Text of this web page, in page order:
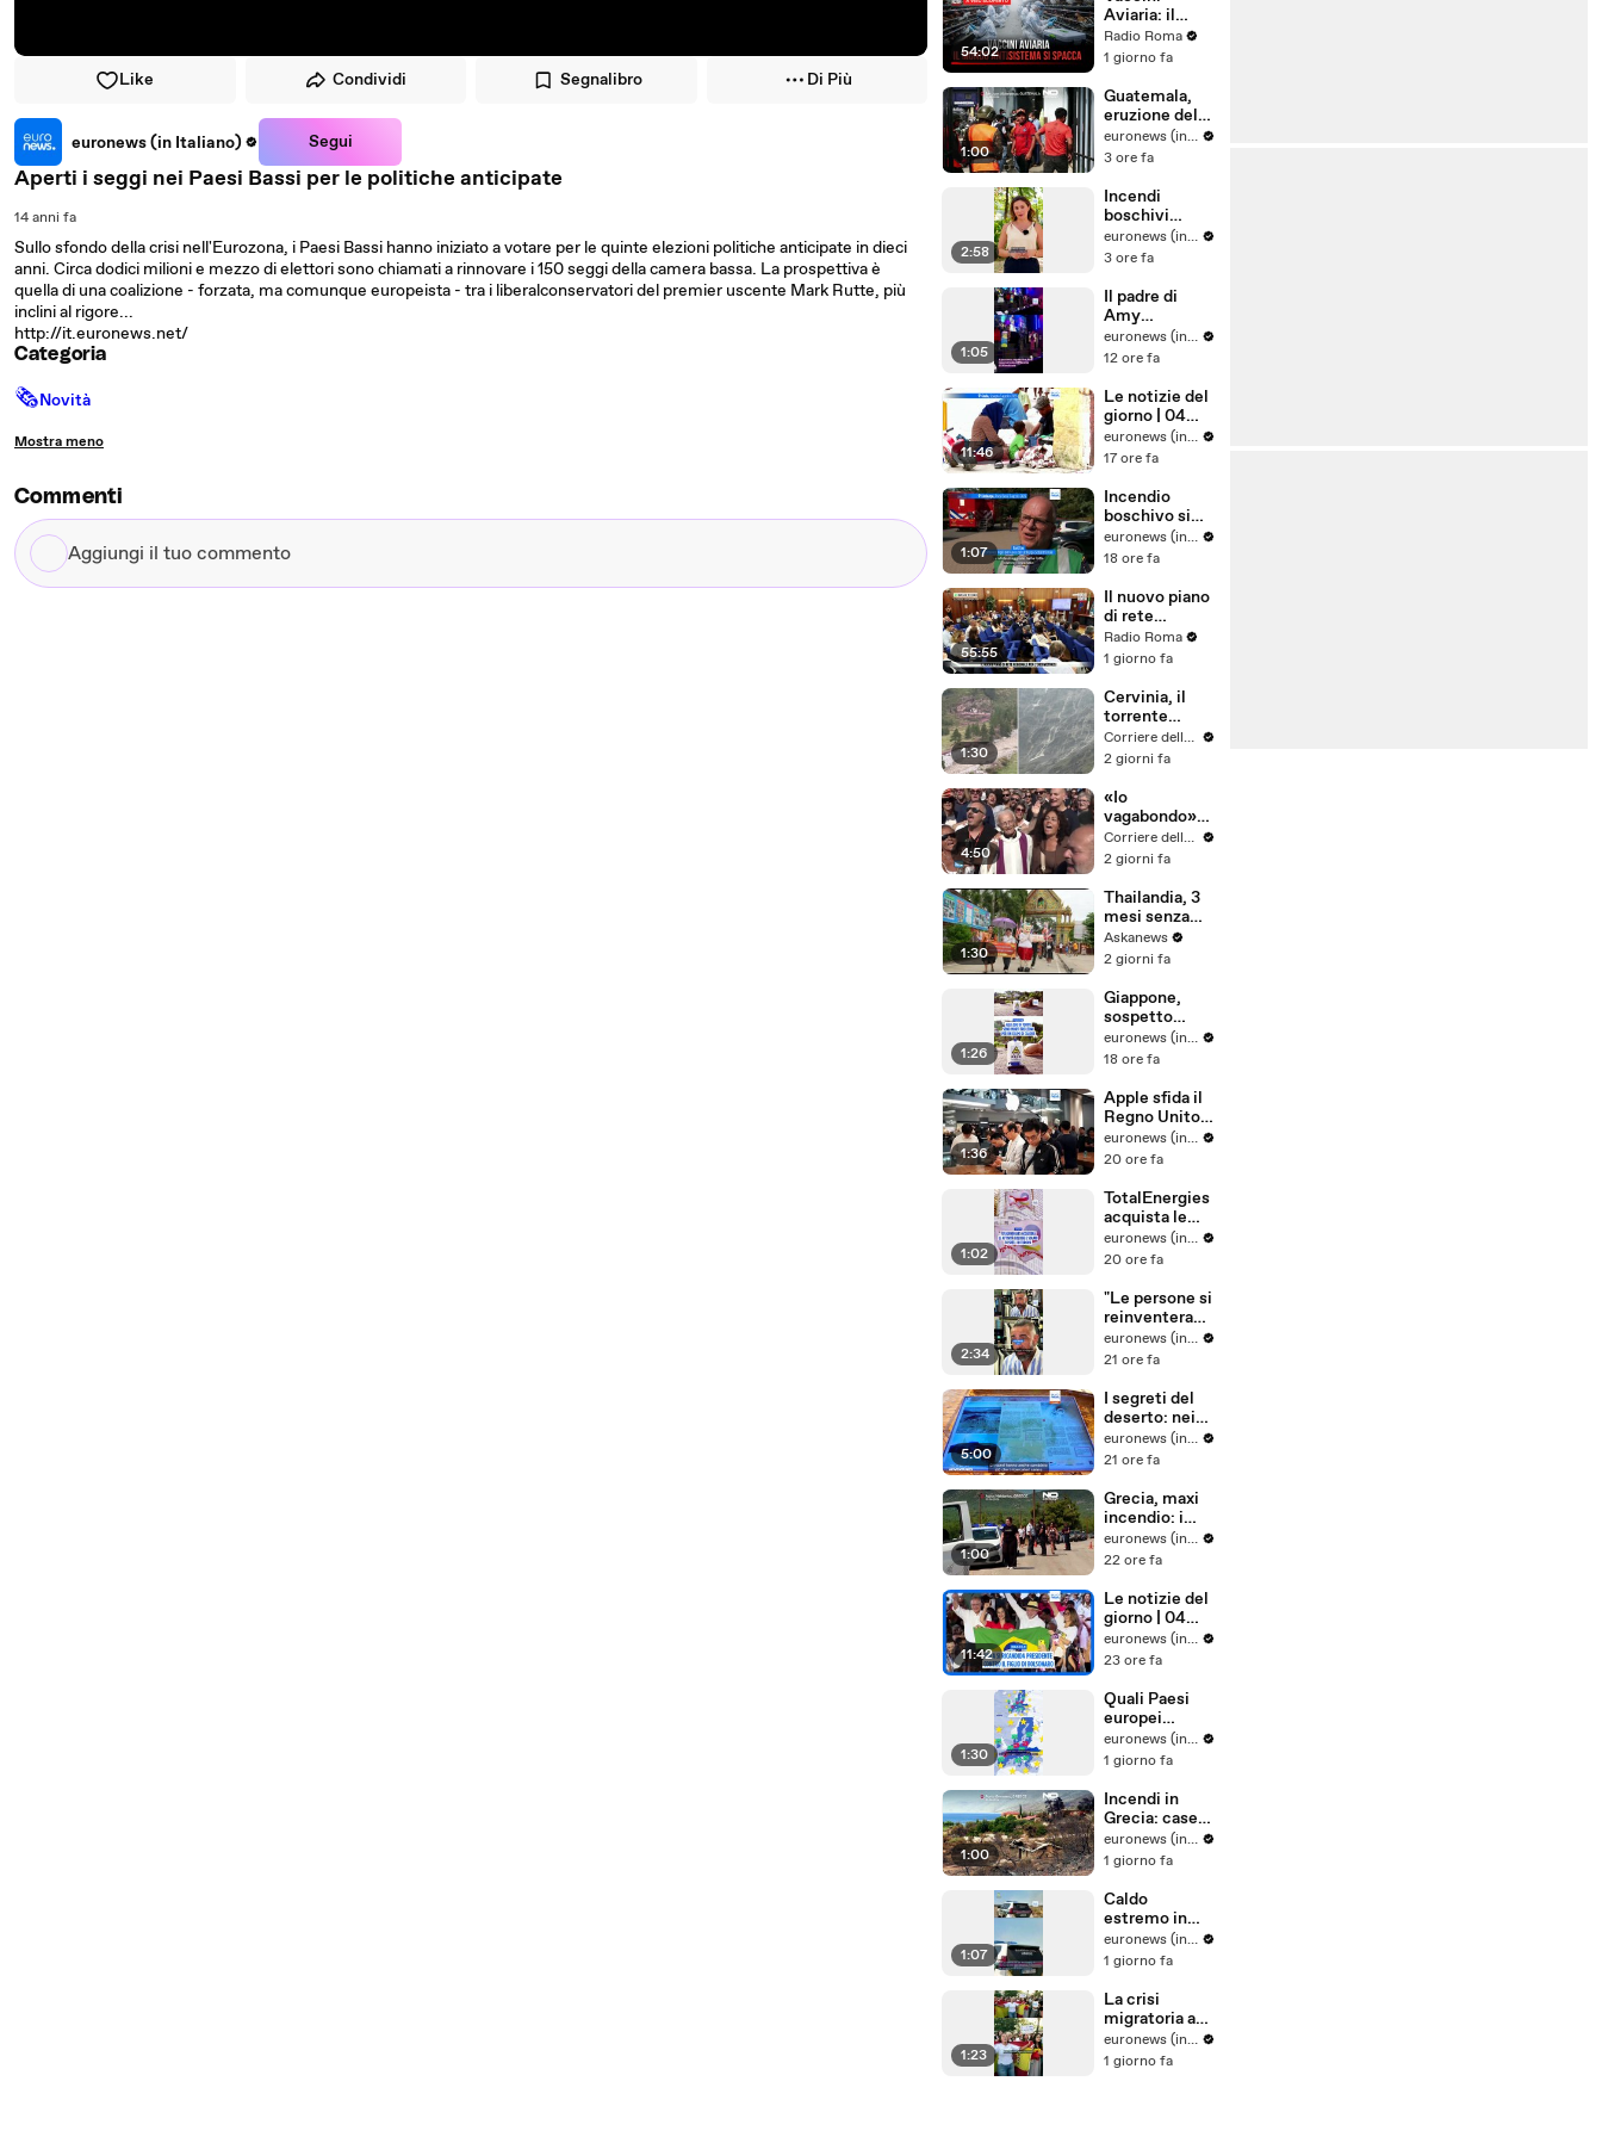
Like Condividi Segnalibro Di Più
euronews (in Italiano) Segui
Aperti i seggi nei Paesi Bassi per le politiche anticipate
14 anni fa
Sullo sfondo della crisi nell'Eurozona, i Paesi Bassi hanno iniziato a votare per le quinte elezioni politiche anticipate in dieci
anni. Circa dodici milioni e mezzo di elettori sono chiamati a rinnovare i 150 seggi della camera bassa. La prospettiva è
quella di una coalizione - forzata, ma comunque europeista - tra i liberalconservatori del premier uscente Mark Rutte, più
inclini al rigore...
http://it.euronews.net/
Categoria
🗞Novità
Mostra meno
Commenti
Aggiungi
il
poteri né
sentenze ci
fermeranno!"
54:02
Aviaria: il
mondo
antisistema si
Radio Roma
1 giorno fa
1:00
Guatemala,
eruzione del
vulcano
Fuego:
centinaia di
persone
euronews (in Italiano)
3 ore fa
2:58
Incendi
boschivi
nell'Ue:
divario tra
risposta alle
emergenze
euronews (in Italiano)
3 ore fa
1:05
Il padre di
Amy
Winehouse è
stato
pagare quasi
un milione di
sterline alle
amiche
euronews (in Italiano)
12 ore fa
11:46
Le notizie del
giorno | 04
agosto 2026 -
Serale
euronews (in Italiano)
17 ore fa
1:07
Incendio
boschivo si
estende in
una riserva
sud dei Paesi
Bassi
euronews (in Italiano)
18 ore fa
55:55
Il nuovo piano
di rete
regionale per
l’Endometrios
Radio Roma
1 giorno fa
1:30
Cervinia, il
torrente
esonda e dalla
montagna
muro d'acqua:
il video del
nubifragio
Corriere della Sera
2 giorni fa
4:50
«Io
vagabondo»
risuona per
don Mazzi: il
ragazzi in
piazza
Sant'Ambrogi
o
Corriere della Sera
2 giorni fa
1:30
Thailandia, 3
mesi senza
alcol: in un
tempio un
cambia la vita
Askanews
2 giorni fa
1:26
Giappone,
sospetto
colpo di
calore uccide
zoo Tama di
Tokyo
euronews (in Italiano)
18 ore fa
1:36
Apple sfida il
Regno Unito
sui dati
criptati: è
legale sulla
privacy
euronews (in Italiano)
20 ore fa
1:02
TotalEnergies
acquista le
attività
eoliche e
in Europa
euronews (in Italiano)
20 ore fa
2:34
"Le persone si
reinventerann
o": il sarto
portoghese
tradizione
degli abiti su
misura
euronews (in Italiano)
21 ore fa
5:00
I segreti del
deserto: nei
paesaggi
antichi e nelle
dell'Uzbekista
n
euronews (in Italiano)
21 ore fa
1:00
Grecia, maxi
incendio: i
vigili del
fuoco
le fiamme
spinte dal
vento
euronews (in Italiano)
22 ore fa
11:42
Le notizie del
giorno | 04
agosto 2026 -
Pomeridiane
euronews (in Italiano)
23 ore fa
1:30
Quali Paesi
europei
sostengono
maggiorment
dell'Ucraina
all'Ue?
euronews (in Italiano)
1 giorno fa
1:00
Incendi in
Grecia: case
distrutte e
auto bruciate
Germeno
euronews (in Italiano)
1 giorno fa
1:07
Caldo
estremo in
Europa
meridionale:
fumi tossici in
Spagna,
Francia ferma
reattori
euronews (in Italiano)
1 giorno fa
1:23
La crisi
migratoria a
Ceuta porta la
tensione in
euronews (in Italiano)
1 giorno fa